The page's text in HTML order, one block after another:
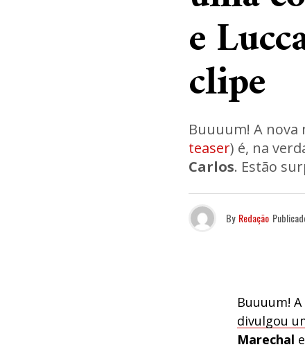
e
clipe
Buuuum! A nova
teaser) é, na
Carlos. Estão
By Redação
Buuuum!
divulgou
Marechal e